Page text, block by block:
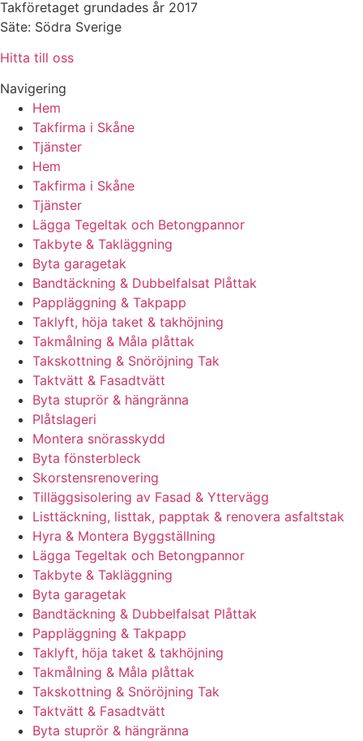
Takföretaget grundades år 2017
Säte: Södra Sverige
Hitta till oss
Navigering
Hem
Takfirma i Skåne
Tjänster
Hem
Takfirma i Skåne
Tjänster
Lägga Tegeltak och Betongpannor
Takbyte & Takläggning
Byta garagetak
Bandtäckning & Dubbelfalsat Plåttak
Pappläggning & Takpapp
Taklyft, höja taket & takhöjning
Takmålning & Måla plåttak
Takskottning & Snöröjning Tak
Taktvätt & Fasadtvätt
Byta stuprör & hängränna
Plåtslageri
Montera snörasskydd
Byta fönsterbleck
Skorstensrenovering
Tilläggsisolering av Fasad & Yttervägg
Listtäckning, listtak, papptak & renovera asfaltstak
Hyra & Montera Byggställning
Lägga Tegeltak och Betongpannor
Takbyte & Takläggning
Byta garagetak
Bandtäckning & Dubbelfalsat Plåttak
Pappläggning & Takpapp
Taklyft, höja taket & takhöjning
Takmålning & Måla plåttak
Takskottning & Snöröjning Tak
Taktvätt & Fasadtvätt
Byta stuprör & hängränna